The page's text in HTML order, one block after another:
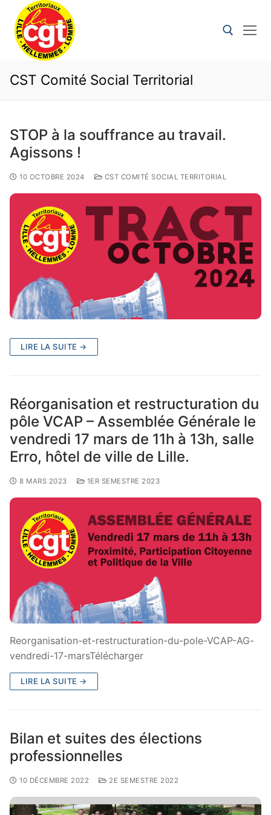
CST Comité Social Territorial
STOP à la souffrance au travail.
Agissons !
10 OCTOBRE 2024 CST COMITÉ SOCIAL TERRITORIAL
LIRE LA SUITE →
Réorganisation et restructuration du
pôle VCAP – Assemblée Générale le
vendredi 17 mars de 11h à 13h, salle
Erro, hôtel de ville de Lille.
8 MARS 2023 1ER SEMESTRE 2023
Reorganisation-et-restructuration-du-pole-VCAP-AG-
vendredi-17-marsTélécharger
LIRE LA SUITE →
Bilan et suites des élections
professionnelles
10 DÉCEMBRE 2022 2E SEMESTRE 2022